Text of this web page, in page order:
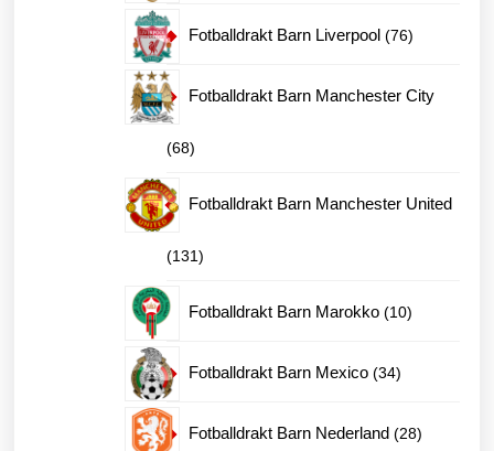
Fotballdrakt Barn Liverpool 7676
Fotballdrakt Barn Manchester City
6868
produkter
Fotballdrakt Barn Manchester United
131131
produkter
Fotballdrakt Barn Marokko 1010
Fotballdrakt Barn Mexico 3434
Fotballdrakt Barn Nederland 2828